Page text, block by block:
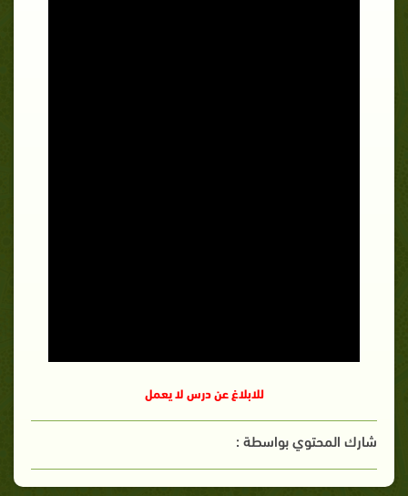
للابلاغ عن درس لا يعمل
شارك المحتوي بواسطة :